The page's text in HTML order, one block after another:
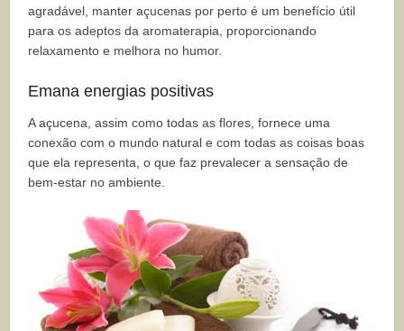
agradável, manter açucenas por perto é um benefício útil
para os adeptos da aromaterapia, proporcionando
relaxamento e melhora no humor.
Emana energias positivas
A açucena, assim como todas as flores, fornece uma
conexão com o mundo natural e com todas as coisas boas
que ela representa, o que faz prevalecer a sensação de
bem-estar no ambiente.